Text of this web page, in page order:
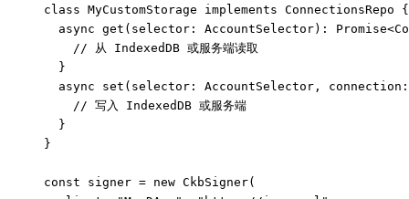
class MyCustomStorage implements ConnectionsRepo {
  async
get ( selector : AccountSelector) : Promise<
    // 从 IndexedDB 或服务端读取
  }
  async
set ( selector : AccountSelector , connection :
    // 写入 IndexedDB 或服务端
  }
}
const signer = new CkbSigner(